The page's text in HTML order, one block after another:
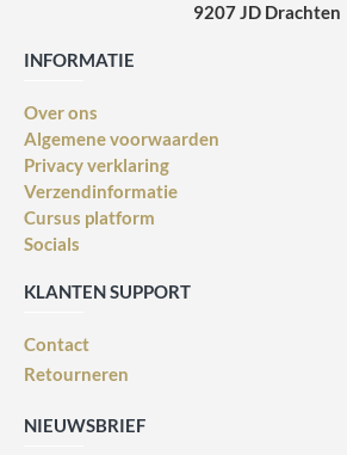
9207 JD Drachten
INFORMATIE
Over ons
Algemene voorwaarden
Privacy verklaring
Verzendinformatie
Cursus platform
Socials
KLANTEN SUPPORT
Contact
Retourneren
NIEUWSBRIEF